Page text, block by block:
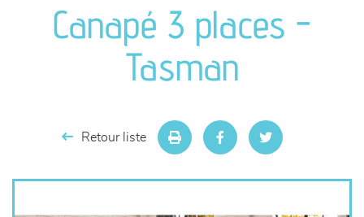
séjours
meubles de complément
Canapé 3 places -
Tasman
Retour liste